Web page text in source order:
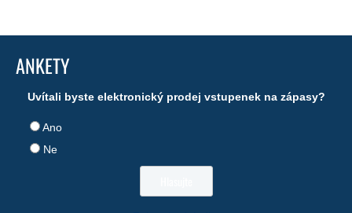
ANKETY
Uvítali byste elektronický prodej vstupenek na zápasy?
Ano
Ne